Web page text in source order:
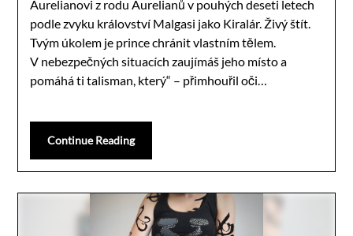
Aurelianovi z rodu Aurelianů v pouhých deseti letech
podle zvyku království Malgasi jako Kiralár. Živý štít.
Tvým úkolem je prince chránit vlastním tělem.
V nebezpečných situacích zaujímáš jeho místo a
pomáhá ti talisman, který“ – přimhouřil oči…
Continue Reading